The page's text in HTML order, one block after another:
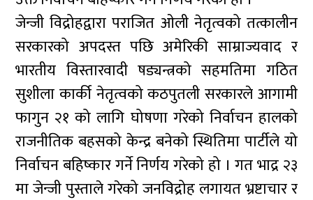
जेन्जी विद्रोहद्वारा पराजित ओली नेतृत्वको तत्कालीन
सरकारको अपदस्त पछि अमेरिकी साम्राज्यवाद र
भारतीय विस्तारवादी षड्यन्त्रको सहमतिमा गठित
सुशीला कार्की नेतृत्वको कठपुतली सरकारले आगामी
फागुन २१ को लागि घोषणा गरेको निर्वाचन हालको
राजनीतिक बहसको केन्द्र बनेको स्थितिमा पार्टीले यो
निर्वाचन बहिष्कार गर्ने निर्णय गरेको हो । गत भाद्र २३
मा जेन्जी पुस्ताले गरेको जनविद्रोह लगायत भ्रष्टाचार र